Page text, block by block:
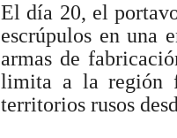
El día 20, el
escrúpulos en una
armas de
limita a la región
territorios rusos